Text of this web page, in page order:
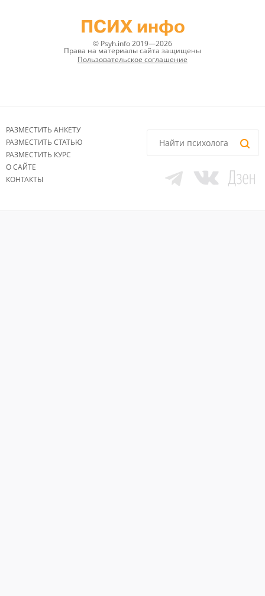
ПСИХ инфо
© Psyh.info 2019—2026
Права на материалы сайта защищены
Пользовательское соглашение
РАЗМЕСТИТЬ АНКЕТУ
РАЗМЕСТИТЬ СТАТЬЮ
РАЗМЕСТИТЬ КУРС
О САЙТЕ
КОНТАКТЫ